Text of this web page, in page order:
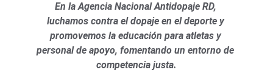
En la Agencia Nacional Antidopaje RD,
luchamos contra el dopaje en el deporte y
promovemos la educación para atletas y
personal de apoyo, fomentando un entorno de
competencia justa.